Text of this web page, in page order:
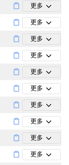
更多
更多
更多
更多
更多
更多
更多
更多
更多
更多